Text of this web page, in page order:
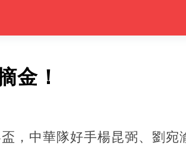
金！
，中華隊好手楊昆弼、劉宛